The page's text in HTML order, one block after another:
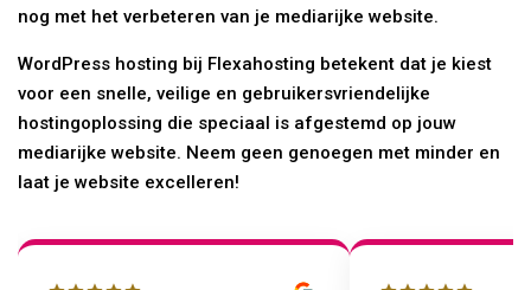
nog met het verbeteren van je mediarijke website.
WordPress hosting bij Flexahosting betekent dat je kiest
voor een snelle, veilige en gebruikersvriendelijke
hostingoplossing die speciaal is afgestemd op jouw
mediarijke website. Neem geen genoegen met minder en
laat je website excelleren!